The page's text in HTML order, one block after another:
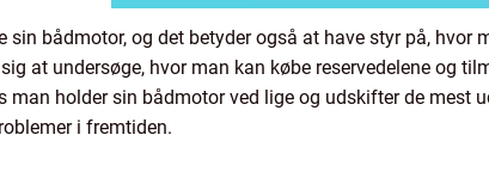
sin bådmotor, og det betyder også at have styr på,
at undersøge, hvor man kan købe reservedelene og
man holder sin bådmotor ved lige og udskifter de mest
i fremtiden.